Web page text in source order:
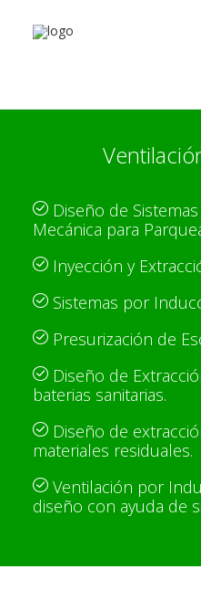
NOSOTROS
Diseño de
Mecánica para
Inyección y
Sistemas por
Presurización de
Diseño de
baterias sanitarias.
Diseño de
materiales residuales.
Ventilación por
diseño con ayuda de